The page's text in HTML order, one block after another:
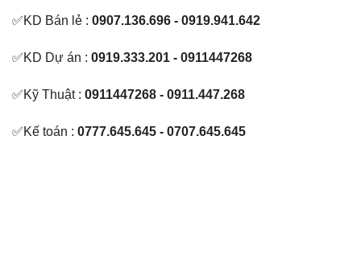
✅KD Bán lẻ : 0907.136.696 - 0919.941.642
✅KD Dự án : 0919.333.201 - 0911447268
✅Kỹ Thuật : 0911447268 - 0911.447.268
✅Kế toán : 0777.645.645 - 0707.645.645